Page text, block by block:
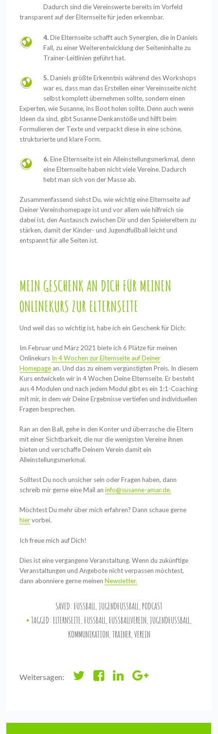
Dadurch sind die Vereinswerte bereits im Vorfeld
transparent auf der Elternseite für jeden erkennbar.
4.Die Elternseite schafft auch Synergien, die in Daniels
Fall, zu einer Weiterentwicklung der Seiteninhalte zu
Trainer-Leitlinien geführt hat.
5.Daniels größte Erkenntnis während des Workshops
war es, dass man das Erstellen einer Vereinsseite nicht
selbst komplett übernehmen sollte, sondern einen
Experten, wie Susanne, ins Boot holen sollte. Denn auch wenn
Ideen da sind, gibt Susanne Denkanstöße und hilft beim
Formulieren der Texte und verpackt diese in eine schöne,
strukturierte und klare Form.
6.Eine Elternseite ist ein Alleinstellungsmerkmal, denn
eine Elternseite haben nicht viele Vereine. Dadurch
hebt man sich von der Masse ab.
Zusammenfassend siehst Du, wie wichtig eine Elternseite auf
Deiner Vereinshomepage ist und vor allem wie hilfreich sie
dabei ist, den Austausch zwischen Dir und den Spielereltern zu
stärken, damit der Kinder- und Jugendfußball leicht und
entspannt für alle Seiten ist.
MEIN GESCHENK AN DICH FÜR MEINEN
ONLINEKURS ZUR ELTERNSEITE
Und weil das so wichtig ist, habe ich ein Geschenk für Dich:
Im Februar und März 2021 biete ich 6 Plätze für meinen
Onlinekurs In 4 Wochen zur Elternseite auf Deiner
Homepage an. Und das zu einem vergünstigten Preis. In diesem
Kurs entwickeln wir in 4 Wochen Deine Elternseite. Er besteht
aus 4 Modulen und nach jedem Modul gibt es ein 1:1-Coaching
mit mir, in dem wir Deine Ergebnisse vertiefen und individuellen
Fragen besprechen.
Ran an den Ball, gehe in den Konter und überrasche die Eltern
mit einer Sichtbarkeit, die nur die wenigsten Vereine ihnen
bieten und verschaffe Deinem Verein damit ein
Alleinstellungsmerkmal.
Solltest Du noch unsicher sein oder Fragen haben, dann
schreib mir gerne eine Mail aninfo@susanne-amar.de.
Möchtest Du mehr über mich erfahren? Dann schaue gerne
hiervorbei.
Ich freue mich auf Dich!
Dies ist eine vergangene Veranstaltung. Wenn duzukünftige
Veranstaltungen und Angebotenicht verpassen möchtest,
dann abonniere gerne meinenNewsletter.
SAVED: FUSSBALL ,JUGENDFUSSBALL ,PODCAST
TAGGED: ELTERNSEITE,FUSSBALL ,FUSSBALLVEREIN ,JUGENDFUSSBALL ,
KOMMUNIKATION,TRAINER,VEREIN
Weitersagen: